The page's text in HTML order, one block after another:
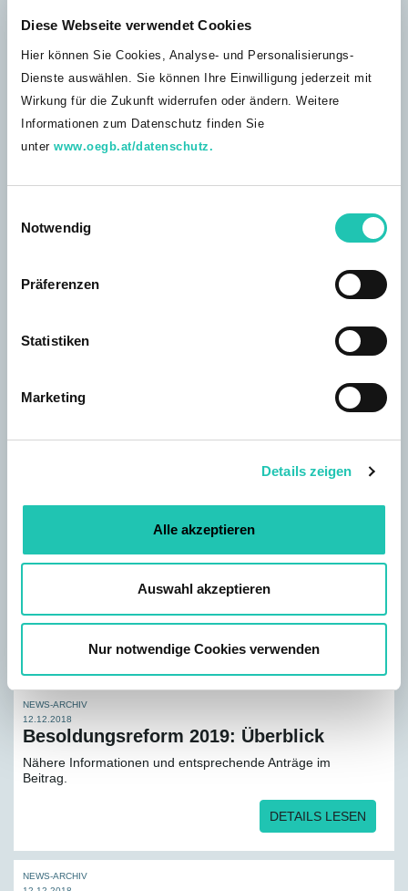
Diese Webseite verwendet Cookies
Hier können Sie Cookies, Analyse- und Personalisierungs-
Dienste auswählen. Sie können Ihre Einwilligung jederzeit mit
Wirkung für die Zukunft widerrufen oder ändern. Weitere
Informationen zum Datenschutz finden Sie
unter www.oegb.at/datenschutz.
Notwendig
Präferenzen
Statistiken
Marketing
Details zeigen
Alle akzeptieren
Auswahl akzeptieren
Nur notwendige Cookies verwenden
sind von der Besoldungsreform 2019 betroffen. Für etwa 30
% der Betroffenen ändert sich nichts. Nähere Informationen
und entsprechende Anträge im Beitrag.
ANTRAG STELLEN
12.12.2018
relevanten Kollektivverträgen.
NEWS-ARCHIV
12.12.2018
Besoldungs­reform 2019: Überblick
Nähere Informationen und entsprechende Anträge im
Beitrag.
DETAILS LESEN
NEWS-ARCHIV